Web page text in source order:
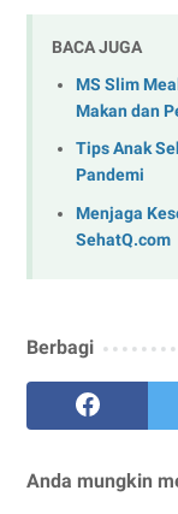
BACA JUGA
MS Slim
Makan dan
Tips Anak
Pandemi
Menjaga
SehatQ.com
Berbagi
Anda mungkin